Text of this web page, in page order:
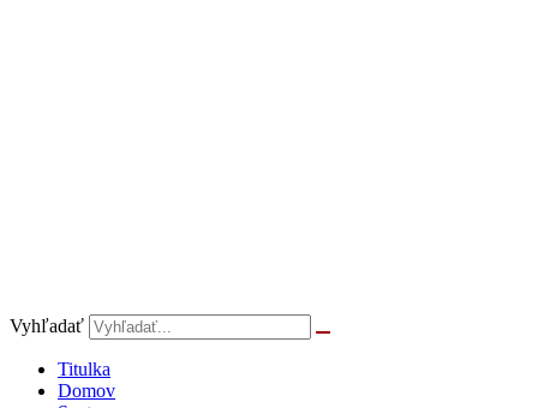
Vyhľadať
Titulka
Domov